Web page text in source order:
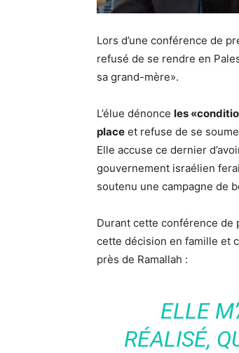
Lors d’une conférence de
refusé de se rendre en
sa grand-mère».
L’élue dénonce les
place et refuse de se
Elle accuse ce dernier
gouvernement israélien
soutenu une campagne de
Durant cette conférence de
cette décision en famille et
près de Ramallah :
ELLE
RÉALISÉ,